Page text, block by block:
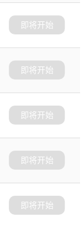
即将开始
即将开始
即将开始
即将开始
即将开始